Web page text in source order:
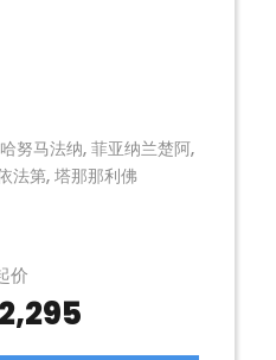
努马法纳, 菲亚纳兰楚阿,
法第, 塔那那利佛
价